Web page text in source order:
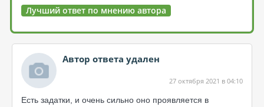
Лучший ответ по мнению автора
Автор ответа удален
27 октября 2021 в 04:10
Есть задатки, и очень сильно оно проявляется в